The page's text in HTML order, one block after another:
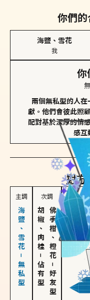
你們的
海鹽、雪花
我
你
兩個無私型的人
獻。他們會彼此照
配對基於深厚的情
感互
對方
主調
海鹽、雪花－無私型
次調
胡椒、肉桂
－
佔有型
佛手柑、橙花
－
好友型